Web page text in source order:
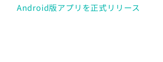
Android版アプリを正式リリース